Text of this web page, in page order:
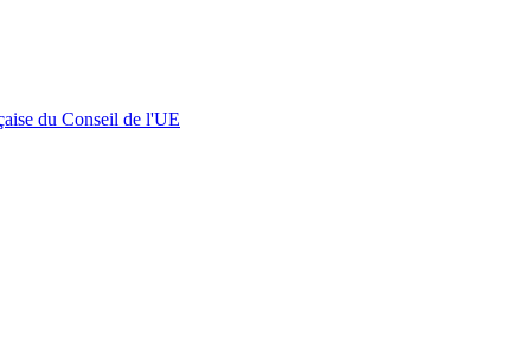
du Conseil de l'UE